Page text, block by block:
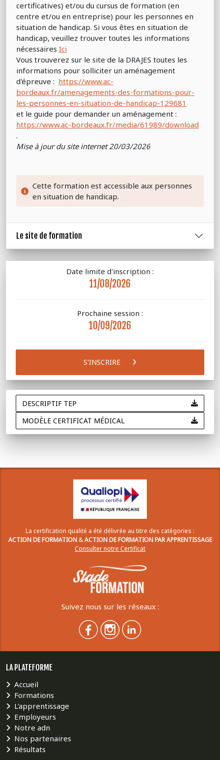
certificatives) et/ou du cursus de formation (en
centre et/ou en entreprise) pour les personnes en
situation de handicap. Si vous êtes en situation de
handicap, veuillez trouver toutes les informations
nécessaires Ici
Vous trouverez sur le site de la DRAJES toutes les
informations pour solliciter un aménagement
d'épreuve : https://www.ac-
bordeaux.fr/amenagements-des-formations-pour-
les-personnes-en-situation-de-handicap-129681
et le guide pour demander un aménagement :
https://www.ac-bordeaux.fr/media/61989/download
.
Mise à jour du site internet 20/03/2026
Cette formation est accessible aux personnes
en situation de handicap.
Le site de formation
Date limite d'inscription :
11/08/2026
Prochaine session :
10/09/2026
S'INSCRIRE
DESCRIPTIF TEP
MODÈLE CERTIFICAT MÉDICAL
La certification qualité a été délivrée au titre des catégories :
ACTION DE FORMATION&ACTION DE FORMATION PAR APPRENTISSAGE
Consulter notre Certificat
Suivez nous sur les réseaux :
LA PLATEFORME
Accueil
Formations
L'apprentissage
Employeurs
Notre adn
Nos partenaires
Résultats